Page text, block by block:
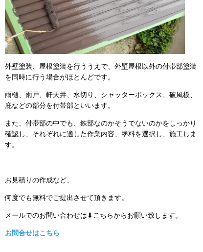
外壁塗装、屋根塗装を行ううえで、外壁屋根以外の付帯部塗装
を同時に行う場合がほとんどです。
雨樋、雨戸、軒天井、水切り、シャッターボックス、破風板、
庇などの部分を付帯部といいます。
また、付帯部の中でも、鉄部なのかそうでないのかをしっかり
確認し、それぞれに適した作業内容、塗料を選択し、施工しま
す。
お見積りの作成など、
何度でも無料でご提出させて頂きます。
メールでのお問い合わせは⬇こちらからお願い致します。
お問合せはこちら